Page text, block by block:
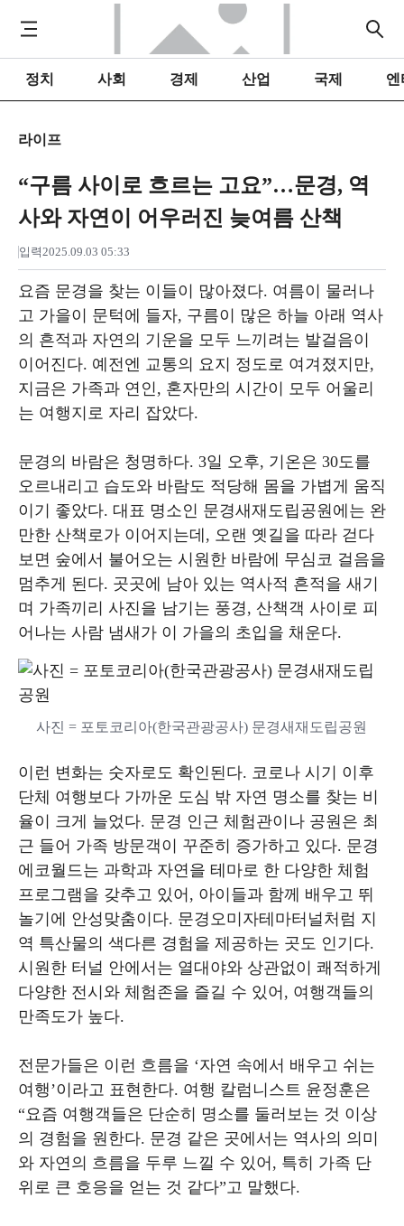
정치 사회 경제 산업 국제 엔
라이프
“구름 사이로 흐르는 고요”…문경, 역
사와 자연이 어우러진 늦여름 산책
입력2025.09.03 05:33
요즘 문경을 찾는 이들이 많아졌다. 여름이 물러나
고 가을이 문턱에 들자, 구름이 많은 하늘 아래 역사
의 흔적과 자연의 기운을 모두 느끼려는 발걸음이
이어진다. 예전엔 교통의 요지 정도로 여겨졌지만,
지금은 가족과 연인, 혼자만의 시간이 모두 어울리
는 여행지로 자리 잡았다.
문경의 바람은 청명하다. 3일 오후, 기온은 30도를
오르내리고 습도와 바람도 적당해 몸을 가볍게 움직
이기 좋았다. 대표 명소인 문경새재도립공원에는 완
만한 산책로가 이어지는데, 오랜 옛길을 따라 걷다
보면 숲에서 불어오는 시원한 바람에 무심코 걸음을
멈추게 된다. 곳곳에 남아 있는 역사적 흔적을 새기
며 가족끼리 사진을 남기는 풍경, 산책객 사이로 피
어나는 사람 냄새가 이 가을의 초입을 채운다.
사진 = 포토코리아(한국관광공사) 문경새재도립공원
이런 변화는 숫자로도 확인된다. 코로나 시기 이후
단체 여행보다 가까운 도심 밖 자연 명소를 찾는 비
율이 크게 늘었다. 문경 인근 체험관이나 공원은 최
근 들어 가족 방문객이 꾸준히 증가하고 있다. 문경
에코월드는 과학과 자연을 테마로 한 다양한 체험
프로그램을 갖추고 있어, 아이들과 함께 배우고 뛰
놀기에 안성맞춤이다. 문경오미자테마터널처럼 지
역 특산물의 색다른 경험을 제공하는 곳도 인기다.
시원한 터널 안에서는 열대야와 상관없이 쾌적하게
다양한 전시와 체험존을 즐길 수 있어, 여행객들의
만족도가 높다.
전문가들은 이런 흐름을 ‘자연 속에서 배우고 쉬는
여행’이라고 표현한다. 여행 칼럼니스트 윤정훈은
“요즘 여행객들은 단순히 명소를 둘러보는 것 이상
의 경험을 원한다. 문경 같은 곳에서는 역사의 의미
와 자연의 흐름을 두루 느낄 수 있어, 특히 가족 단
위로 큰 호응을 얻는 것 같다”고 말했다.